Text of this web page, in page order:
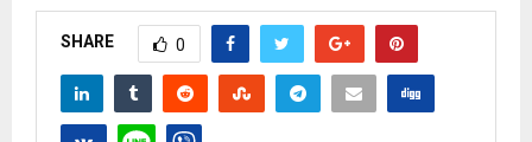
SHARE 0